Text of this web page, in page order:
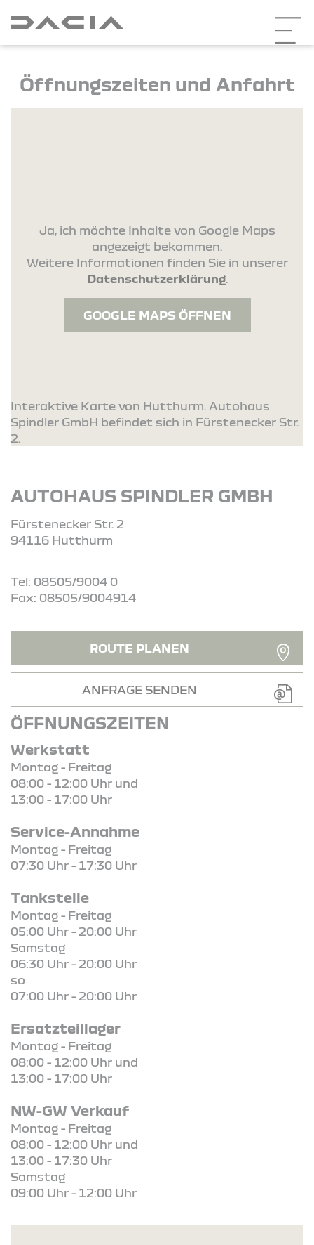
Öffnungszeiten und Anfahrt
Ja, ich möchte Inhalte von Google Maps
angezeigt bekommen.
Weitere Informationen finden Sie in unserer
Datenschutzerklärung.
GOOGLE MAPS ÖFFNEN
Interaktive Karte von Hutthurm. Autohaus
Spindler GmbH befindet sich in Fürstenecker Str.
2.
AUTOHAUS SPINDLER GMBH
Fürstenecker Str. 2
94116 Hutthurm
Tel: 08505/9004 0
Fax: 08505/9004914
ROUTE PLANEN
ANFRAGE SENDEN
ÖFFNUNGSZEITEN
Werkstatt
Montag - Freitag
08:00 - 12:00 Uhr und
13:00 - 17:00 Uhr
Service-Annahme
Montag - Freitag
07:30 Uhr - 17:30 Uhr
Tankstelle
Montag - Freitag
05:00 Uhr - 20:00 Uhr
Samstag
06:30 Uhr - 20:00 Uhr
so
07:00 Uhr - 20:00 Uhr
Ersatzteillager
Montag - Freitag
08:00 - 12:00 Uhr und
13:00 - 17:00 Uhr
NW-GW Verkauf
Montag - Freitag
08:00 - 12:00 Uhr und
13:00 - 17:30 Uhr
Samstag
09:00 Uhr - 12:00 Uhr